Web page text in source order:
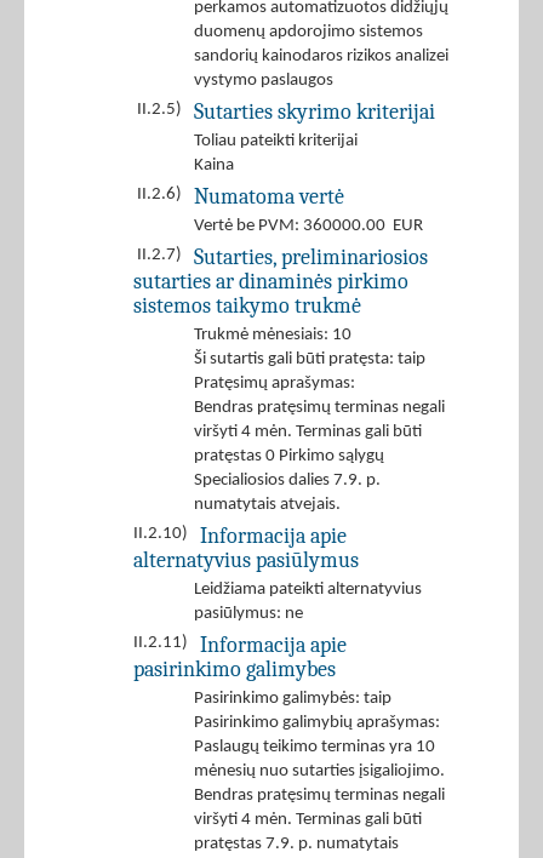
perkamos automatizuotos didžiųjų
duomenų apdorojimo sistemos
sandorių kainodaros rizikos analizei
vystymo paslaugos
II.2.5)
Sutarties skyrimo kriterijai
Toliau pateikti kriterijai
Kaina
II.2.6)
Numatoma vertė
Vertė be PVM: 360000.00 EUR
II.2.7)
Sutarties, preliminariosios
sutarties ar dinaminės pirkimo
sistemos taikymo trukmė
Trukmė mėnesiais: 10
Ši sutartis gali būti pratęsta: taip
Pratęsimų aprašymas:
Bendras pratęsimų terminas negali
viršyti 4 mėn. Terminas gali būti
pratęstas 0 Pirkimo sąlygų
Specialiosios dalies 7.9. p.
numatytais atvejais.
II.2.10)
Informacija apie
alternatyvius pasiūlymus
Leidžiama pateikti alternatyvius
pasiūlymus: ne
II.2.11)
Informacija apie
pasirinkimo galimybes
Pasirinkimo galimybės: taip
Pasirinkimo galimybių aprašymas:
Paslaugų teikimo terminas yra 10
mėnesių nuo sutarties įsigaliojimo.
Bendras pratęsimų terminas negali
viršyti 4 mėn. Terminas gali būti
pratęstas 7.9. p. numatytais